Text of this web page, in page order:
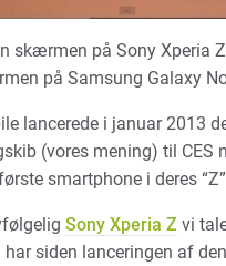
skærmen på Sony Xperia
på Samsung Galaxy
lancerede i januar 2013
(vores mening) til CES
smartphone i deres
Sony Xperia Z vi
har siden lanceringen af